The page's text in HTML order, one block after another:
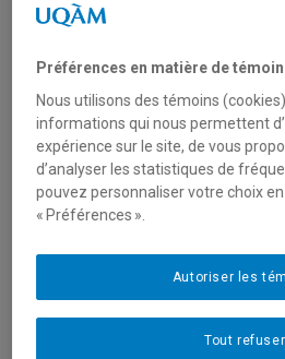
Unité:Département
Courriel:
: Français, Anglais
Préférences en matière de
Nous utilisons des témoins
informations qui nous permettent
expérience sur le site, de vous
d’analyser les statistiques de
pouvez personnaliser votre choix
« Préférences ».
Tout refuser
Autoriser les